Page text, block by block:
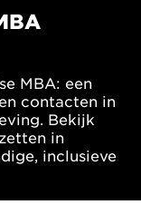
MBA: een
contacten in
Bekijk
in
inclusieve